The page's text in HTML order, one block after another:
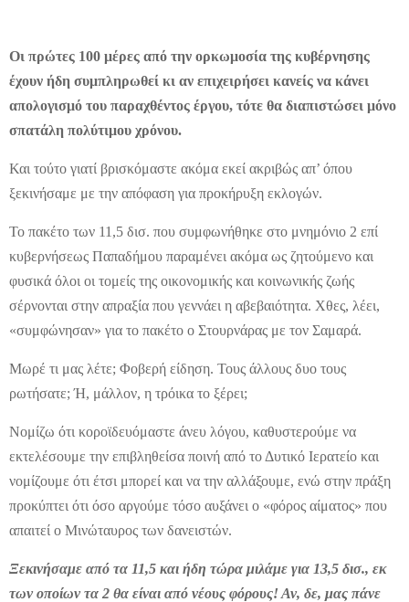
Οι πρώτες 100 μέρες από την ορκωμοσία της κυβέρνησης
έχουν ήδη συμπληρωθεί κι αν επιχειρήσει κανείς να κάνει
απολογισμό του παραχθέντος έργου, τότε θα διαπιστώσει μόνο
σπατάλη πολύτιμου χρόνου.
Και τούτο γιατί βρισκόμαστε ακόμα εκεί ακριβώς απ’ όπου
ξεκινήσαμε με την απόφαση για προκήρυξη εκλογών.
Το πακέτο των 11,5 δισ. που συμφωνήθηκε στο μνημόνιο 2 επί
κυβερνήσεως Παπαδήμου παραμένει ακόμα ως ζητούμενο και
φυσικά όλοι οι τομείς της οικονομικής και κοινωνικής ζωής
σέρνονται στην απραξία που γεννάει η αβεβαιότητα. Χθες, λέει,
«συμφώνησαν» για το πακέτο ο Στουρνάρας με τον Σαμαρά.
Μωρέ τι μας λέτε; Φοβερή είδηση. Τους άλλους δυο τους
ρωτήσατε; Ή, μάλλον, η τρόικα το ξέρει;
Νομίζω ότι κοροϊδευόμαστε άνευ λόγου, καθυστερούμε να
εκτελέσουμε την επιβληθείσα ποινή από το Δυτικό Ιερατείο και
νομίζουμε ότι έτσι μπορεί και να την αλλάξουμε, ενώ στην πράξη
προκύπτει ότι όσο αργούμε τόσο αυξάνει ο «φόρος αίματος» που
απαιτεί ο Μινώταυρος των δανειστών.
Ξεκινήσαμε από τα 11,5 και ήδη τώρα μιλάμε για 13,5 δισ., εκ
των οποίων τα 2 θα είναι από νέους φόρους! Αν, δε, μας πάνε